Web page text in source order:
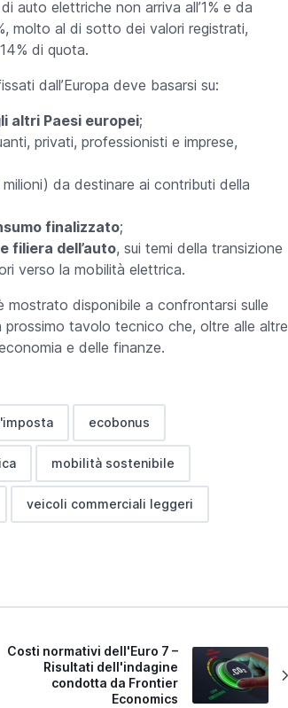
auto elettriche non arriva all’1% e da
molto al di sotto dei valori registrati,
di quota.
dall’Europa deve basarsi su:
altri Paesi europei;
privati, professionisti e imprese,
da destinare ai contributi della
finalizzato;
filiera dell’auto, sui temi della transizione
verso la mobilità elettrica.
mostrato disponibile a confrontarsi sulle
tavolo tecnico che, oltre alle altre
e delle finanze.
ecobonus
mobilità sostenibile
veicoli commerciali leggeri
Costi normativi dell'Euro 7 –
Risultati dell'indagine
condotta da Frontier
Economics